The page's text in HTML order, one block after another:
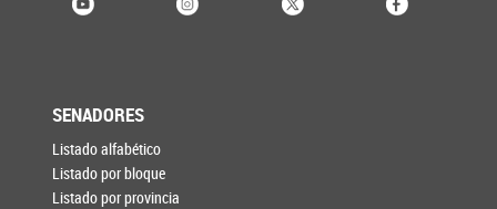
SENADORES
Listado alfabético
Listado por bloque
Listado por provincia